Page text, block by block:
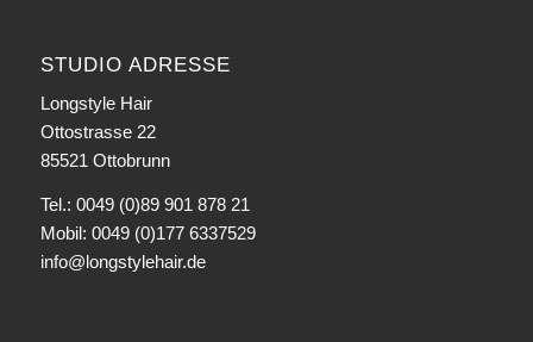
STUDIO ADRESSE
Longstyle Hair
Ottostrasse 22
85521 Ottobrunn
Tel.: 0049 (0)89 901 878 21
Mobil: 0049 (0)177 6337529
info@longstylehair.de